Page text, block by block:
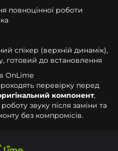
повноцінної роботи
спікер (верхній динамік),
готовий до встановлення
OnLime
перевірку перед
компонент,
звуку після заміни та
без компромісів.